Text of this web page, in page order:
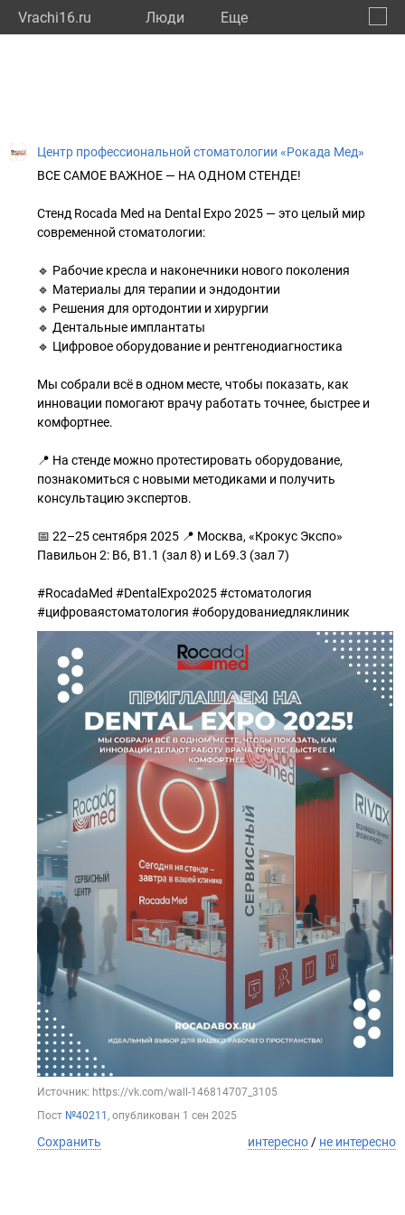
Vrachi16.ru Люди Eще
Центр профессиональной стоматологии «Рокада Мед»
ВСЕ САМОЕ ВАЖНОЕ — НА ОДНОМ СТЕНДЕ!
Стенд Rocada Med на Dental Expo 2025 — это целый мир
современной стоматологии:
🔹 Рабочие кресла и наконечники нового поколения
🔹 Материалы для терапии и эндодонтии
🔹 Решения для ортодонтии и хирургии
🔹 Дентальные имплантаты
🔹 Цифровое оборудование и рентгенодиагностика
Мы собрали всё в одном месте, чтобы показать, как
инновации помогают врачу работать точнее, быстрее и
комфортнее.
📍 На стенде можно протестировать оборудование,
познакомиться с новыми методиками и получить
консультацию экспертов.
📅 22–25 сентября 2025 📍 Москва, «Крокус Экспо»
Павильон 2: В6, В1.1 (зал 8) и L69.3 (зал 7)
#RocadaMed #DentalExpo2025 #стоматология
#цифроваястоматология #оборудованиедляклиник
Источник: https://vk.com/wall-146814707_3105
Пост №40211 , опубликован 1 сен 2025
Сохранить интересно / не интересно